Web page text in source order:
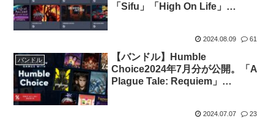
「Sifu」「High On Life」
2024.08.09 61
バンドル
【バンドル】Humble
Choice2024年7月分が公開。「A
Plague Tale: Requiem」
2024.07.07 23